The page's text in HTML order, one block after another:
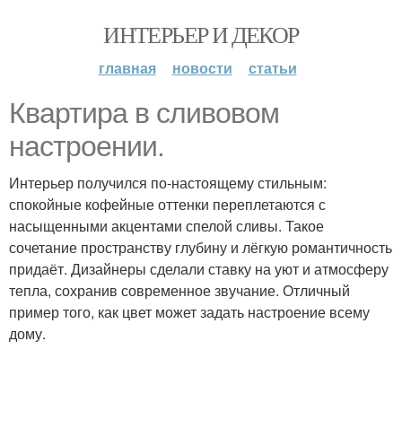
ИНТЕРЬЕР И ДЕКОР
главная новости статьи
Квартира в сливовом
настроении.
Интерьер получился по-настоящему стильным:
спокойные кофейные оттенки переплетаются с
насыщенными акцентами спелой сливы. Такое
сочетание пространству глубину и лёгкую романтичность
придаёт. Дизайнеры сделали ставку на уют и атмосферу
тепла, сохранив современное звучание. Отличный
пример того, как цвет может задать настроение всему
дому.